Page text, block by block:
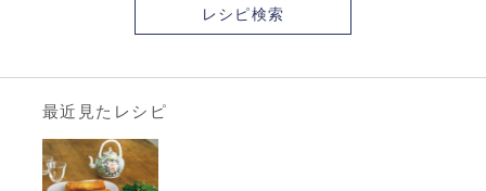
レシピ検索
最近見たレシピ